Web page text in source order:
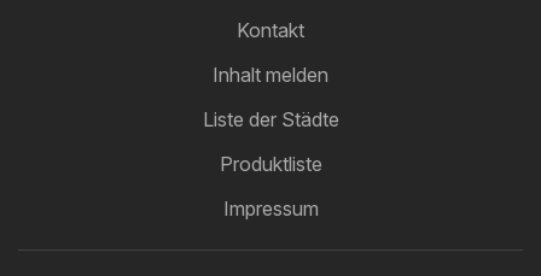
Kontakt
Inhalt melden
Liste der Städte
Produktliste
Impressum